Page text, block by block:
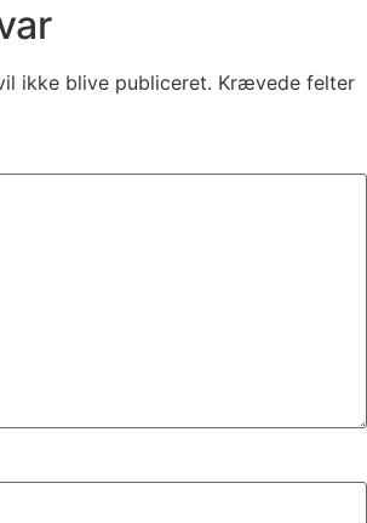
ikke blive publiceret. Krævede felter